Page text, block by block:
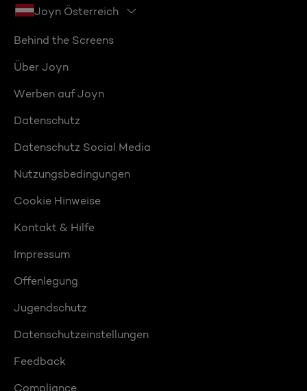
Joyn Österreich
Behind the Screens
Über Joyn
Werben auf Joyn
Datenschutz
Datenschutz Social Media
Nutzungsbedingungen
Cookie Hinweise
Kontakt & Hilfe
Impressum
Offenlegung
Jugendschutz
Datenschutzeinstellungen
Feedback
Compliance